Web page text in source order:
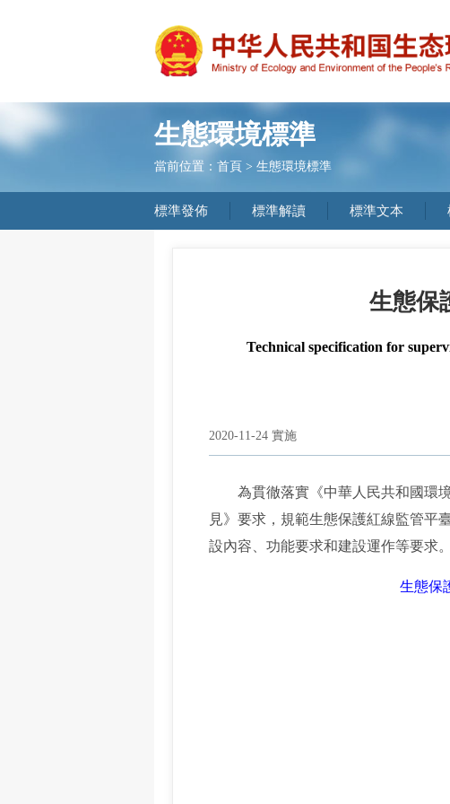
生態環境標準
當前位置： 首頁 > 生態環境標準
標準發佈 標準解讀 標準文本
生態保
Technical specification for
2020-11-24 實施
為貫徹落實《中華人民共和國環境
見》要求，規範生態保護紅線監管平
設內容、功能要求和建設運作等要求
生態保